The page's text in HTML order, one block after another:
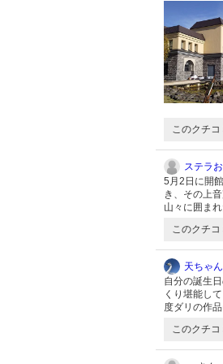
このクチコ
ステラ
5月2日に開
き、その上
山々に囲ま
このクチコ
天ちゃん
自分の誕生
くり堪能し
度ダリの作
このクチコ